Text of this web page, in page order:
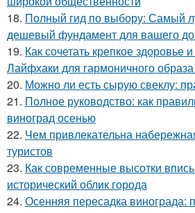
18. Полный гид по выбору: Самый
дешевый фундамент для вашего
19. Как сочетать крепкое здоровье
Лайфхаки для гармоничного
20. Можно ли есть сырую свеклу:
21. Полное руководство: как
виноград осенью
22. Чем привлекательна
туристов
23. Как современные высотки
исторический облик города
24. Осенняя пересадка винограда: